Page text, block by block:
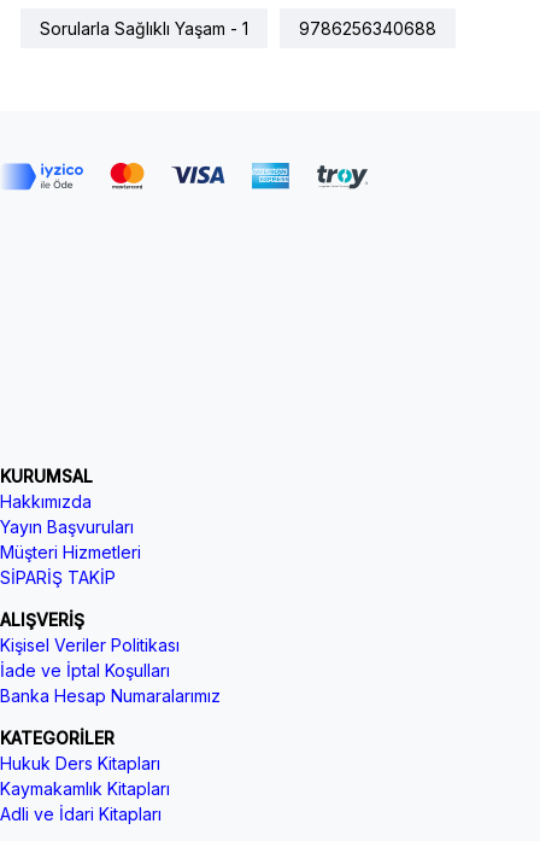
Sorularla Sağlıklı Yaşam - 1 9786256340688
KURUMSAL
Hakkımızda
Yayın Başvuruları
Müşteri Hizmetleri
SİPARİŞ TAKİP
ALIŞVERİŞ
Kişisel Veriler Politikası
İade ve İptal Koşulları
Banka Hesap Numaralarımız
KATEGORİLER
Hukuk Ders Kitapları
Kaymakamlık Kitapları
Adli ve İdari Kitapları